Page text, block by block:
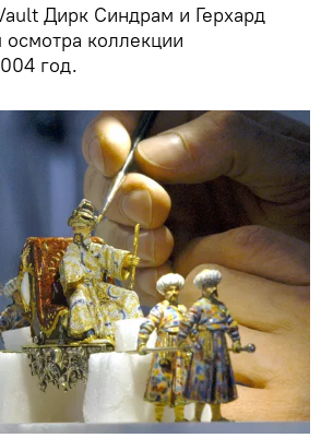
Дирк Синдрам и Герхард
коллекции
год.